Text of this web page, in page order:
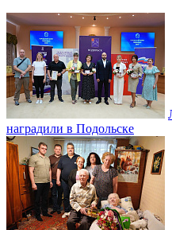
наградили в Подольске